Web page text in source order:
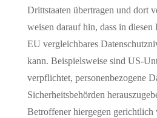
Drittstaaten übertragen und dort
weisen darauf hin, dass in
EU vergleichbares
kann. Beispielsweise sind US-
verpflichtet, personenbezogene
Sicherheitsbehörden
Betroffener hiergegen gerichtlich